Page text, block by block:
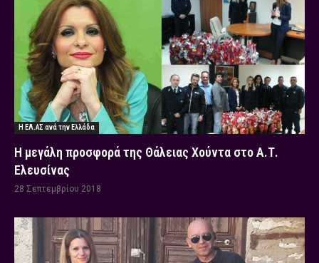
Η ΕΛ.ΑΣ ανά την Ελλάδα
Η μεγάλη προσφορά της Θάλειας Χούντα στο Α.Τ.
Ελευσίνας
28 Σεπτεμβρίου 2018